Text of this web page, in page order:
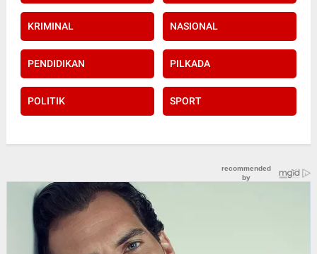
KRIMINAL NASIONAL
PENDIDIKAN PILKADA
POLITIK SPORT